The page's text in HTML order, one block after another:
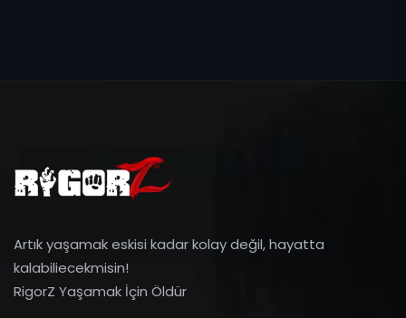
Artık yaşamak eskisi kadar kolay değil, hayatta
kalabiliecekmisin!
RigorZ Yaşamak İçin Öldür